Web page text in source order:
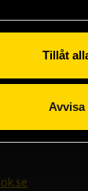
Tillåt
Avvisa